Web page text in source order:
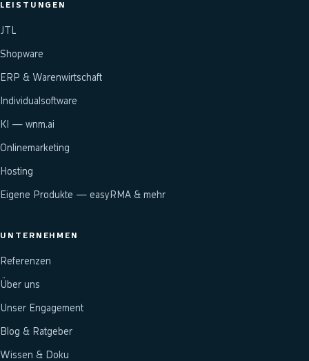
LEISTUNGEN
JTL
Shopware
ERP & Warenwirtschaft
Individualsoftware
KI — wnm.ai
Onlinemarketing
Hosting
Eigene Produkte — easyRMA & mehr
UNTERNEHMEN
Referenzen
Über uns
Unser Engagement
Blog & Ratgeber
Wissen & Doku